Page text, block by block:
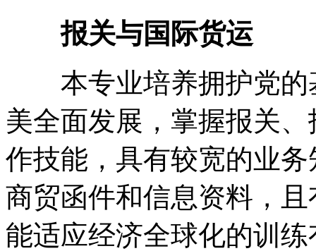
报关与国际货运
本专业培养拥护党的
美全面发展，掌握报关
作技能，具有较宽的业
商贸函件和信息资料，
能适应经济全球化的训